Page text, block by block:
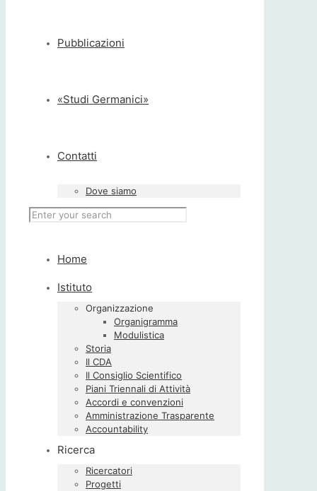
Pubblicazioni
«Studi Germanici»
Contatti
Dove siamo
Home
Istituto
Organizzazione
Organigramma
Modulistica
Storia
Il CDA
Il Consiglio Scientifico
Piani Triennali di Attività
Accordi e convenzioni
Amministrazione Trasparente
Accountability
Ricerca
Ricercatori
Progetti